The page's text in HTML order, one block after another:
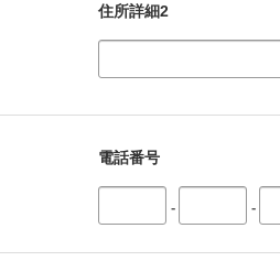
住所詳細2
電話番号
- -